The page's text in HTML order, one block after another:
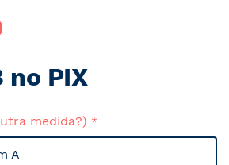
no PIX
medida?)
A